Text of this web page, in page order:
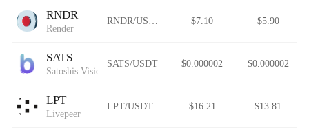
RNDR
Render
$7.10 $5.90
SATS
Satoshis Vision
SATS/USDT $0.000002 $0.000002
LPT
Livepeer
LPT/USDT $16.21 $13.81